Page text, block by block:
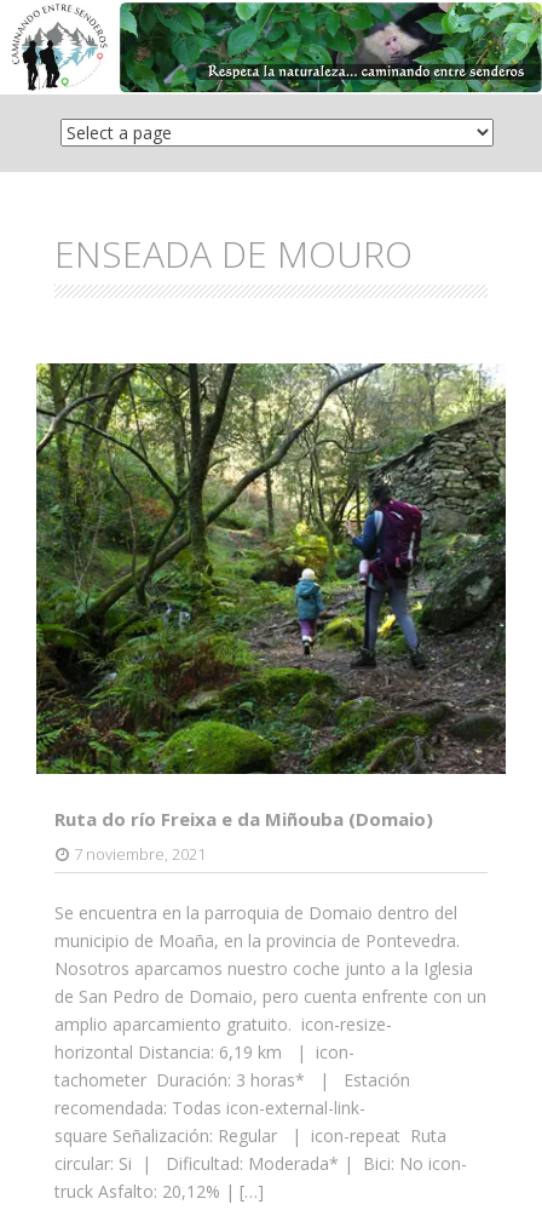
Saltar
contenido
ENSEADA DE MOURO
Ruta do río Freixa e da Miñouba (Domaio)
7 noviembre, 2021
Se encuentra en la parroquia de Domaio dentro del
municipio de Moaña, en la provincia de Pontevedra.
Nosotros aparcamos nuestro coche junto a la Iglesia
de San Pedro de Domaio, pero cuenta enfrente con un
amplio aparcamiento gratuito. icon-resize-
horizontal Distancia: 6,19 km | icon-
tachometer Duración: 3 horas* | Estación
recomendada: Todas icon-external-link-
square Señalización: Regular | icon-repeat Ruta
circular: Si | Dificultad: Moderada* | Bici: No icon-
truck Asfalto: 20,12% | […]